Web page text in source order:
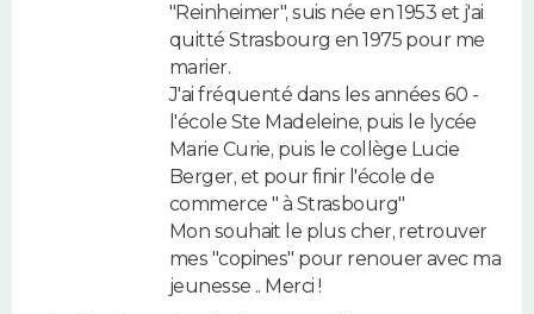
"Reinheimer", suis née en 1953 et j'ai
quitté Strasbourg en 1975 pour me
marier.
J'ai fréquenté dans les années 60 -
l'école Ste Madeleine, puis le lycée
Marie Curie, puis le collège Lucie
Berger, et pour finir l'école de
commerce " à Strasbourg"
Mon souhait le plus cher, retrouver
mes "copines" pour renouer avec ma
jeunesse .. Merci !